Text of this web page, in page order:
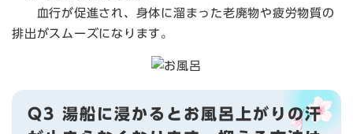
血行が促進され、身体に溜まった老廃物や疲労物質の
排出がスムーズになります。​
Q3 湯船に浸かるとお風呂上がりの汗